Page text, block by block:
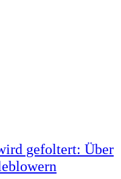
gefoltert: Über